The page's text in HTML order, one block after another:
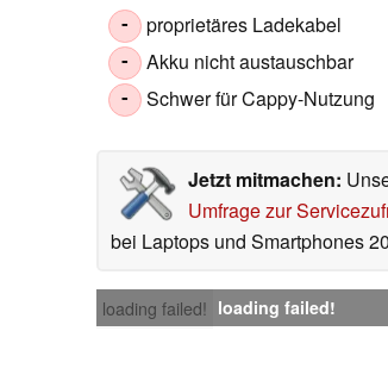
- proprietäres Ladekabel
- Akku nicht austauschbar
- Schwer für Cappy-Nutzung
Jetzt mitmachen:
Umfrage zur
bei Laptops und Smartphones
loading failed! loading failed!